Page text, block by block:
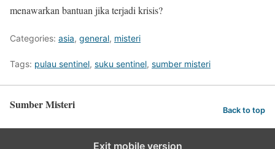
menawarkan bantuan jika terjadi krisis?
Categories: asia, general, misteri
Tags: pulau sentinel, suku sentinel, sumber misteri
Sumber Misteri Back to top
Exit mobile version